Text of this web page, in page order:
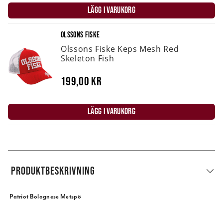
LÄGG I VARUKORG
OLSSONS FISKE
Olssons Fiske Keps Mesh Red
Skeleton Fish
199,00 kr
LÄGG I VARUKORG
PRODUKTBESKRIVNING
Patriot Bolognese Metspö